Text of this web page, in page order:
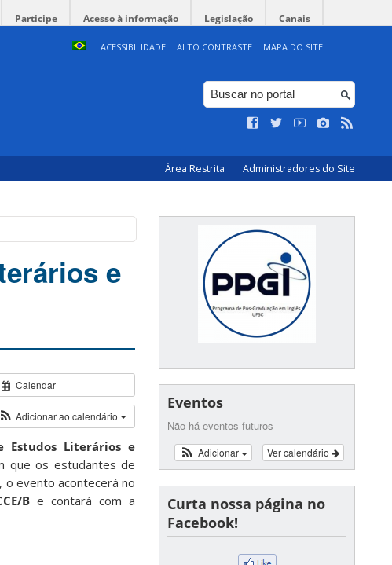
Participe Acesso à informação Legislação Canais
ACESSIBILIDADE ALTO CONTRASTE MAPA DO SITE
Área Restrita Administradores do Site
e
Calendar
Adicionar ao calendário
Estudos Literários e
que os estudantes de
evento acontecerá no
B e contará com a
Eventos
Não há eventos futuros
Ver calendário
Adicionar
Curta nossa página no
Facebook!